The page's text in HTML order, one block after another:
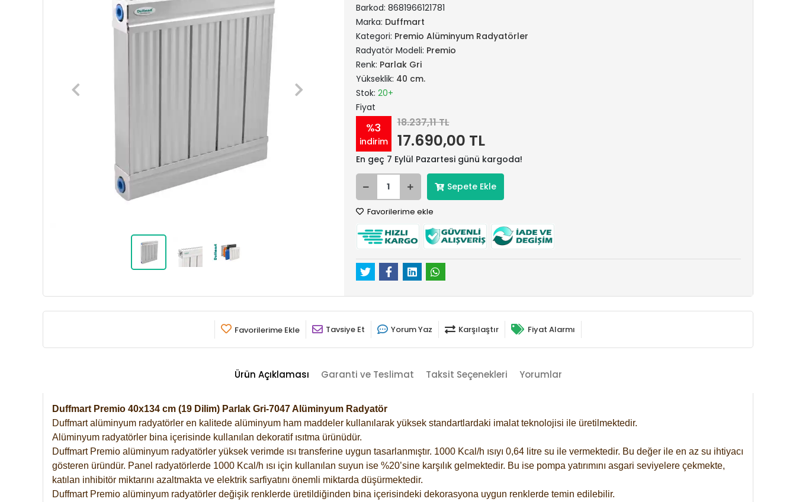
Barkod: 8681966121781
Marka: Duffmart
Kategori: Premio Alüminyum Radyatörler
Radyatör Modeli: Premio
Renk: Parlak Gri
Yükseklik: 40 cm.
Stok: 20+
Fiyat
%3
indirim
18.237,11 TL
17.690,00 TL
En geç 7 Eylül Pazartesi günü kargoda!
Sepete Ekle
Favorilerime ekle
Favorilerime Ekle Tavsiye Et Yorum Yaz Karşılaştır Fiyat Alarmı
Ürün Açıklaması Garanti ve Teslimat Taksit Seçenekleri Yorumlar
Duffmart Premio 40x134 cm (19 Dilim) Parlak Gri-7047 Alüminyum Radyatör
Duffmart alüminyum radyatörler en kalitede alüminyum ham maddeler kullanılarak yüksek standartlardaki imalat teknolojisi ile üretilmektedir.
Alüminyum radyatörler bina içerisinde kullanılan dekoratif ısıtma ürünüdür.
Duffmart Premio alüminyum radyatörler yüksek verimde ısı transferine uygun tasarlanmıştır. 1000 Kcal/h ısıyı 0,64 litre su ile vermektedir. Bu değer ile en az su ihtiyacı
gösteren üründür. Panel radyatörlerde 1000 Kcal/h ısı için kullanılan suyun ise %20’sine karşılık gelmektedir. Bu ise pompa yatırımını asgari seviyelere çekmekte,
katılan inhibitör miktarını azaltmakta ve elektrik sarfiyatını önemli miktarda düşürmektedir.
Duffmart Premio alüminyum radyatörler değişik renklerde üretildiğinden bina içerisindeki dekorasyona uygun renklerde temin edilebilir.